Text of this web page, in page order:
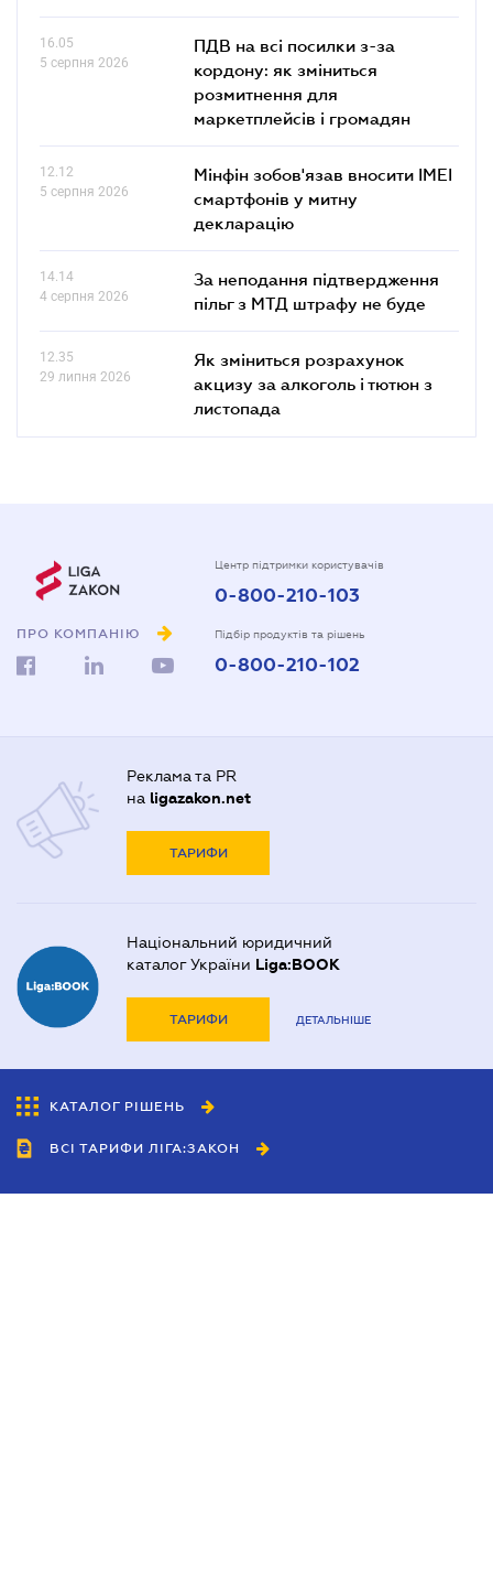
16.05
5 серпня 2026
ПДВ на всі посилки з-за
кордону: як зміниться
розмитнення для
маркетплейсів і громадян
12.12
5 серпня 2026
Мінфін зобов'язав вносити IMEI
смартфонів у митну
декларацію
14.14
4 серпня 2026
За неподання підтвердження
пільг з МТД штрафу не буде
12.35
29 липня 2026
Як зміниться розрахунок
акцизу за алкоголь і тютюн з
листопада
ПРО КОМПАНІЮ
Центр підтримки користувачів
0-800-210-103
Підбір продуктів та рішень
0-800-210-102
Реклама та PR
на ligazakon.net
ТАРИФИ
Національний юридичний
каталог України Liga:BOOK
ТАРИФИ ДЕТАЛЬНІШЕ
КАТАЛОГ РІШЕНЬ
ВСІ ТАРИФИ ЛІГА:ЗАКОН